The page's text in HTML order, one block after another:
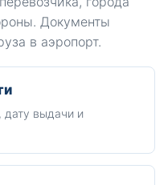
Документы
в аэропорт.
выдачи и